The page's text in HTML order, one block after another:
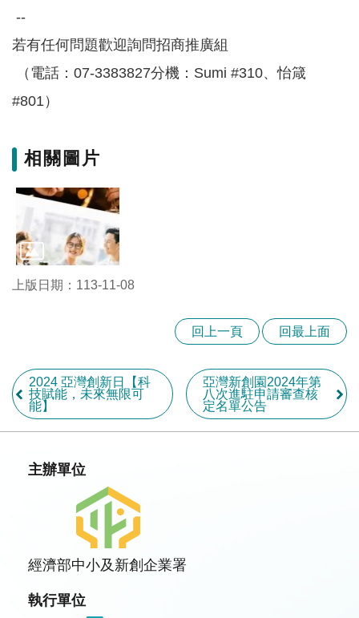
--
若有任何問題歡迎詢問招商推廣組
（電話：07-3383827分機：Sumi #310、怡箴
#801）
相關圖片
上版日期：113-11-08
回上一頁 回最上面
2024 亞灣創新日【科
技賦能，未來無限可
能】
亞灣新創園2024年第
八次進駐申請審查核
定名單公告
主辦單位
經濟部中小及新創企業署
執行單位